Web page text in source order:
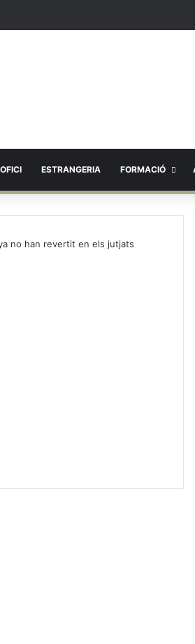
ESTRANGERIA FORMACIÓ
no han revertit en els jutjats